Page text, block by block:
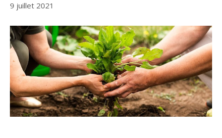
9 juillet 2021